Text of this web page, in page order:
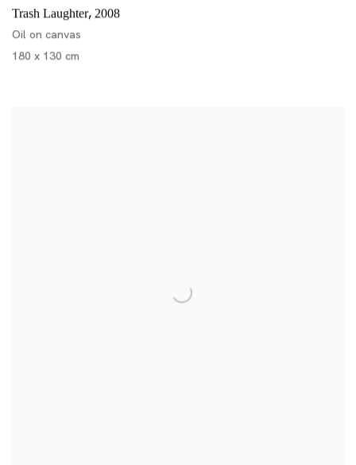
Trash Laughter, 2008
Oil on canvas
180 x 130 cm